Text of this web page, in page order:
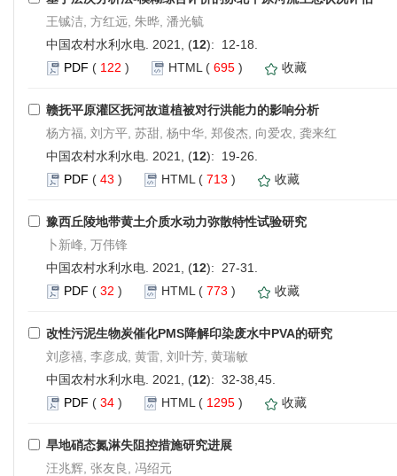
王铖洁, 方红远, 朱晔, 潘光毓
中国农村水利水电. 2021, (12): 12-18.
PDF ( 122 ) HTML ( 695 ) 收藏
赣抚平原灌区抚河故道植被对行洪能力的影响分析
杨方福, 刘方平, 苏甜, 杨中华, 郑俊杰, 向爱农, 龚来红
中国农村水利水电. 2021, (12): 19-26.
PDF ( 43 ) HTML ( 713 ) 收藏
豫西丘陵地带黄土介质水动力弥散特性试验研究
卜新峰, 万伟锋
中国农村水利水电. 2021, (12): 27-31.
PDF ( 32 ) HTML ( 773 ) 收藏
改性污泥生物炭催化PMS降解印染废水中PVA的研究
刘彦禧, 李彦成, 黄雷, 刘叶芳, 黄瑞敏
中国农村水利水电. 2021, (12): 32-38,45.
PDF ( 34 ) HTML ( 1295 ) 收藏
旱地硝态氮淋失阻控措施研究进展
汪兆辉, 张友良, 冯绍元